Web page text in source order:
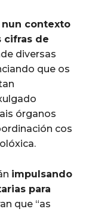
nun contexto
cifras de
diversas
que os
órganos
cos
impulsando
para
que “as